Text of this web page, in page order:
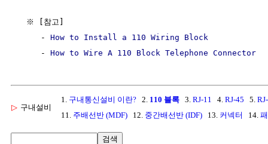
  ※ [참고]
     -
How to Install a 110 Wiring Block
     -
How to Wire A 110 Block Telephone Connector
▷ 구내설비
1. 구내통신설비 이란? 2. 110 블록 3. RJ-11 4. RJ-45 5.
11. 주배선반 (MDF) 12. 중간배선반 (IDF) 13. 커넥터 14.
검색